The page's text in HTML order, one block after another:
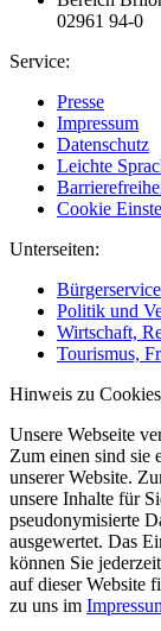
02961 94-0
Service:
Presse
Impressum
Datenschutz
Leichte
Cookie
Unterseiten:
Bürgerservice
Politik und
Wirtschaft,
Tourismus,
Hinweis zu Cookies
Unsere Webseite
Zum einen sind sie
unserer Website.
unsere Inhalte für
pseudonymisierte
ausgewertet. Das
können Sie
auf dieser Website
zu uns im